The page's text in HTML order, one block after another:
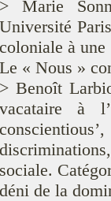
> Marie
Université
coloniale à
Le « Nous »
> Benoît
vacataire à
sociale.
déni de la